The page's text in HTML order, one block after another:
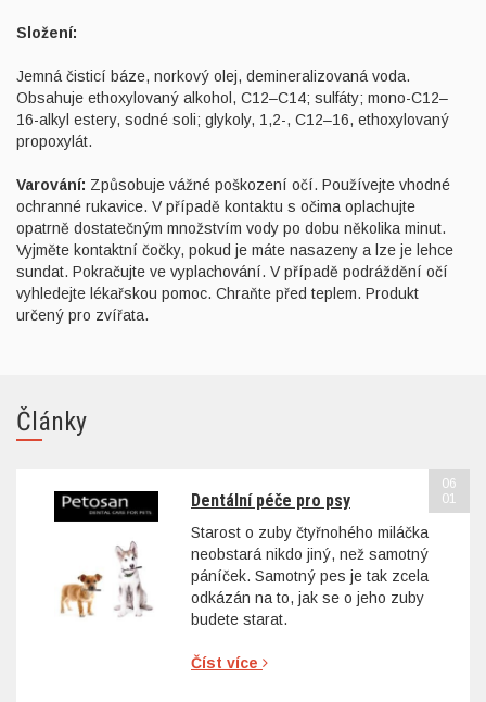
Složení:
Jemná čisticí báze, norkový olej, demineralizovaná voda.
Obsahuje ethoxylovaný alkohol, C12–C14; sulfáty; mono-C12–
16-alkyl estery, sodné soli; glykoly, 1,2-, C12–16, ethoxylovaný
propoxylát.
Varování: Způsobuje vážné poškození očí. Používejte vhodné
ochranné rukavice. V případě kontaktu s očima oplachujte
opatrně dostatečným množstvím vody po dobu několika minut.
Vyjměte kontaktní čočky, pokud je máte nasazeny a lze je lehce
sundat. Pokračujte ve vyplachování. V případě podráždění očí
vyhledejte lékařskou pomoc. Chraňte před teplem. Produkt
určený pro zvířata.
Články
Dentální péče pro psy
Starost o zuby čtyřnohého miláčka
neobstará nikdo jiný, než samotný
páníček. Samotný pes je tak zcela
odkázán na to, jak se o jeho zuby
budete starat.
Číst více
06
01